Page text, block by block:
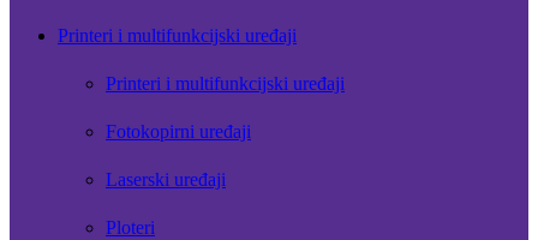
Printeri i multifunkcijski uređaji
Printeri i multifunkcijski uređaji
Fotokopirni uređaji
Laserski uređaji
Ploteri